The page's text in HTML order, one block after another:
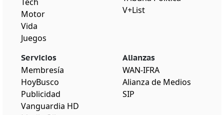
Motor
Vida
Juegos
V+List
Servicios
Membresía
HoyBusco
Publicidad
Vanguardia HD
Alianzas
WAN-IFRA
Alianza de Medios
SIP